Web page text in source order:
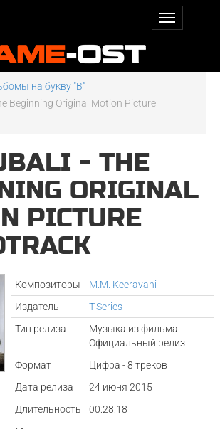
на букву "B"
Beginning Original Motion Picture
- THE
ORIGINAL
PICTURE
Композиторы
M.M. Keeravani
Издатель
T-Series
Тип релиза
Музыка из фильма -
Официальный релиз
Формат
Цифра - 8 треков
Дата релиза
24 июня 2015
Длительность
00:28:18